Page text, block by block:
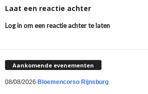
Laat een reactie achter
Log in om een reactie achter te laten
Aankomende evenementen
08/08/2026 Bloemencorso Rijnsburg